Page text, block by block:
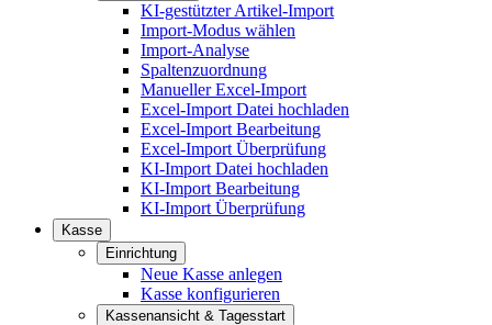
KI-gestützter Artikel-Import
Import-Modus wählen
Import-Analyse
Spaltenzuordnung
Manueller Excel-Import
Excel-Import Datei hochladen
Excel-Import Bearbeitung
Excel-Import Überprüfung
KI-Import Datei hochladen
KI-Import Bearbeitung
KI-Import Überprüfung
Kasse
Einrichtung
Neue Kasse anlegen
Kasse konfigurieren
Kassenansicht & Tagesstart